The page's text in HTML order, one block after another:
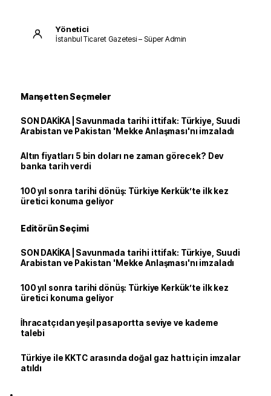
Yönetici
İstanbul Ticaret Gazetesi – Süper Admin
Manşetten Seçmeler
SON DAKİKA | Savunmada tarihi ittifak: Türkiye, Suudi
Arabistan ve Pakistan 'Mekke Anlaşması'nı imzaladı
Altın fiyatları 5 bin doları ne zaman görecek? Dev
banka tarih verdi
100 yıl sonra tarihi dönüş: Türkiye Kerkük’te ilk kez
üretici konuma geliyor
Editörün Seçimi
SON DAKİKA | Savunmada tarihi ittifak: Türkiye, Suudi
Arabistan ve Pakistan 'Mekke Anlaşması'nı imzaladı
100 yıl sonra tarihi dönüş: Türkiye Kerkük’te ilk kez
üretici konuma geliyor
İhracatçıdan yeşil pasaportta seviye ve kademe
talebi
Türkiye ile KKTC arasında doğal gaz hattı için imzalar
atıldı